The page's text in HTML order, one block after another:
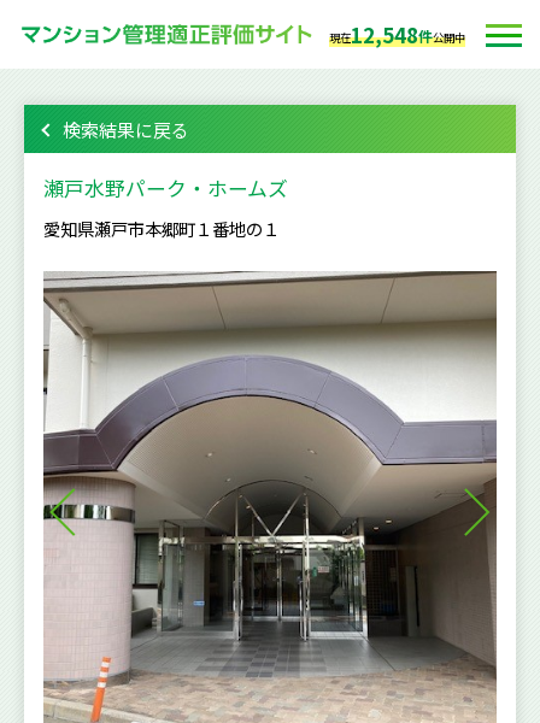
現在12,548件公開中
検索結果に戻る
瀬戸水野パーク・ホームズ
愛知県瀬戸市本郷町１番地の１